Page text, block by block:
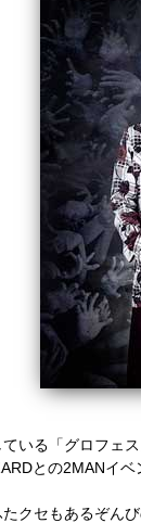
いる「グロフェ
との2MANイ
クセもあるぞん